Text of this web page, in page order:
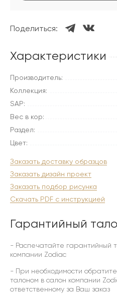
Поделиться:
Характеристики
Производитель:
Коллекция:
SAP:
Вес в кор:
Раздел:
Цвет:
Заказать доставку образцов
Заказать дизайн проект
Заказать подбор рисунка
Скачать PDF с инструкцией
Гарантийный
- Распечатайте гарантийный
компании Zodiac
- При необходимости
талоном в салон компании
ответственному за Ваш заказ